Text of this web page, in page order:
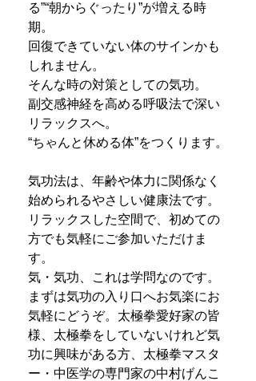
る”“朝からぐったり”が増える時
期。
回復できていない体のサインかも
しれません。
そんな時の対策としての気功。
副交感神経を高める呼吸法で深い
リラックスへ。
“ちゃんと休める体”をつくります。
気功法は、年齢や体力に関係なく
始められるやさしい健康法です。
リラックスした空間で、初めての
方でも気軽にご参加いただけま
す。
気・気功、これは学問なのです。
まずは気功の入り口へお気楽にお
気軽にどうぞ。太極拳愛好家の皆
様、太極拳をしていないけれど気
功に興味がある方、太極拳マスタ
ー・中医学の専門家の中村げんこ